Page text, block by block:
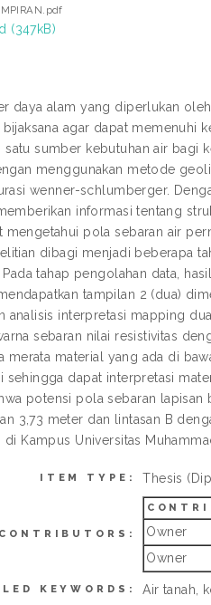
(347kB)
daya alam yang diperlukan
agar dapat memenuhi
satu sumber kebutuhan air bagi
menggunakan metode
wenner-schlumberger.
informasi tentang
mengetahui pola sebaran air
dibagi menjadi beberapa
tahap pengolahan data,
tampilan 2 (dua)
analisis interpretasi mapping
sebaran nilai resistivitas
merata material yang ada di
dapat interpretasi
potensi pola sebaran
3,73 meter dan lintasan B
di Kampus Universitas
ITEM TYPE: Thesis
CONTRIBUTORS: Owner
Owner
KEYWORDS: Air tanah,